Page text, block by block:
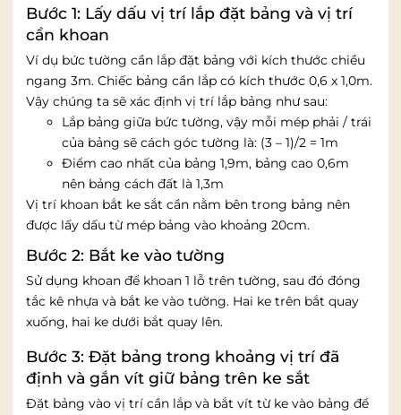
Bước 1: Lấy dấu vị trí lắp đặt bảng và vị trí
cần khoan
Ví dụ bức tường cần lắp đặt bảng với kích thước chiều
ngang 3m. Chiếc bảng cần lắp có kích thước 0,6 x 1,0m.
Vậy chúng ta sẽ xác định vị trí lắp bảng như sau:
Lắp bảng giữa bức tường, vậy mỗi mép phải / trái
của bảng sẽ cách góc tường là: (3 – 1)/2 = 1m
Điểm cao nhất của bảng 1,9m, bảng cao 0,6m
nên bảng cách đất là 1,3m
Vị trí khoan bắt ke sắt cần nằm bên trong bảng nên
được lấy dấu từ mép bảng vào khoảng 20cm.
Bước 2: Bắt ke vào tường
Sử dụng khoan để khoan 1 lỗ trên tường, sau đó đóng
tắc kê nhựa và bắt ke vào tường. Hai ke trên bắt quay
xuống, hai ke dưới bắt quay lên.
Bước 3: Đặt bảng trong khoảng vị trí đã
định và gắn vít giữ bảng trên ke sắt
Đặt bảng vào vị trí cần lắp và bắt vít từ ke vào bảng để